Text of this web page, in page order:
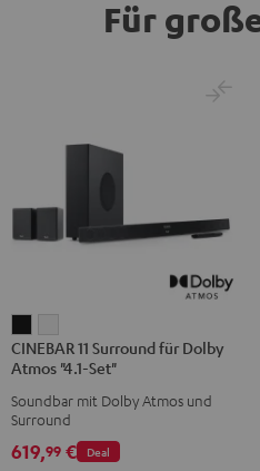
Für
11
Surround
für
Atmos
11
Surround
für
Atmos
CINEBAR 11 Surround für Dolby
Atmos "4.1-Set"
Soundbar mit Dolby Atmos und
Surround
Deal
619,99 €